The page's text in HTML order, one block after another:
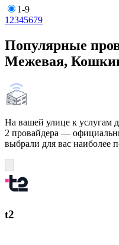
1-9
1 2345679
Популярные
Межевая,
На вашей улице к услугам
2 провайдера —
выбрали для вас наиболее
t2